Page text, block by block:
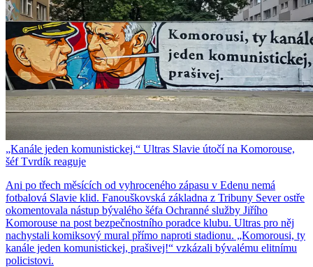
„Kanále jeden komunistickej.“ Ultras Slavie útočí na Komorouse,
šéf Tvrdík reaguje
Ani po třech měsících od vyhroceného zápasu v Edenu nemá
fotbalová Slavie klid. Fanouškovská základna z Tribuny Sever ostře
okomentovala nástup bývalého šéfa Ochranné služby Jiřího
Komorouse na post bezpečnostního poradce klubu. Ultras pro něj
nachystali komiksový mural přímo naproti stadionu. „Komorousi, ty
kanále jeden komunistickej, prašivej!“ vzkázali bývalému elitnímu
policistovi.